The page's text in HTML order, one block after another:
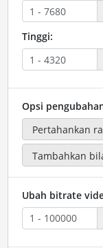
Tinggi:
Opsi
Ubah bitrate